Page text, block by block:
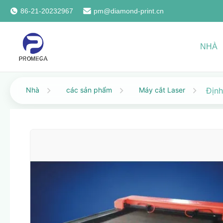
86-21-20232967 pm@diamond-print.cn
NHÀ
Nhà các sản phẩm Máy cắt Laser